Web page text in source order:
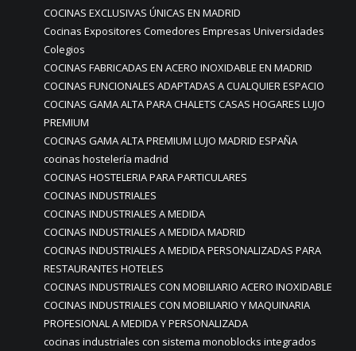
COCINAS EXCLUSIVAS ÚNICAS EN MADRID
Cocinas Expositores Comedores Empresas Universidades
Colegios
COCINAS FABRICADAS EN ACERO INOXIDABLE EN MADRID
COCINAS FUNCIONALES ADAPTADAS A CUALQUIER ESPACIO
COCINAS GAMA ALTA PARA CHALETS CASAS HOGARES LUJO
PREMIUM
COCINAS GAMA ALTA PREMIUM LUJO MADRID ESPAÑA
cocinas hostelería madrid
COCINAS HOSTELERIA PARA PARTICULARES
COCINAS INDUSTRIALES
COCINAS INDUSTRIALES A MEDIDA
COCINAS INDUSTRIALES A MEDIDA MADRID
COCINAS INDUSTRIALES A MEDIDA PERSONALIZADAS PARA
RESTAURANTES HOTELES
COCINAS INDUSTRIALES CON MOBILIARIO ACERO INOXIDABLE
COCINAS INDUSTRIALES CON MOBILIARIO Y MAQUINARIA
PROFESIONAL A MEDIDA Y PERSONALIZADA
cocinas industriales con sistema monoblocks integrados